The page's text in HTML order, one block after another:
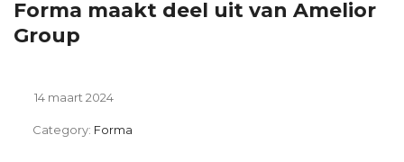
Forma maakt deel uit van Amelior
Group
14 maart 2024
Category: Forma